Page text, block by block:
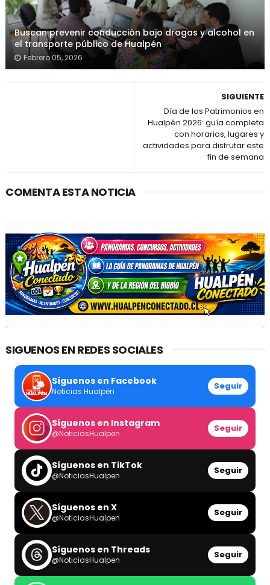
Buscan prevenir conducción bajo drogas y alcohol en
el transporte público de Hualpén
Febrero 05, 2026
SIGUIENTE
Día de los Patrimonios en
Hualpén 2026: guía completa
con horarios, lugares y
actividades para disfrutar este
fin de semana
COMENTA ESTA NOTICIA
SIGUENOS EN REDES SOCIALES
Síguenos en Facebook
Noticias Hualpén Seguir
Síguenos en Instagram
@NoticiasHualpen Seguir
Síguenos en TikTok
@NoticiasHualpen Seguir
Síguenos en X
@NoticiasHualpen Seguir
Síguenos en Threads
@NoticiasHualpen Seguir